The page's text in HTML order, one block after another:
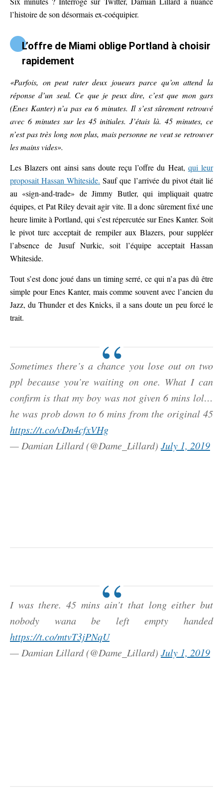
l’histoire de son désormais ex-coéquipier.
L’offre de Miami oblige Portland à choisir
rapidement
«Parfois, on peut rater deux joueurs parce qu’on attend la
réponse d’un seul. Ce que je peux dire, c’est que mon gars
(Enes Kanter) n’a pas eu 6 minutes. Il s’est sûrement retrouvé
avec 6 minutes sur les 45 initiales. J’étais là. 45 minutes, ce
n’est pas très long non plus, mais personne ne veut se retrouver
les mains vides».
Les Blazers ont ainsi sans doute reçu l’offre du Heat, qui leur
proposait Hassan Whiteside. Sauf que l’arrivée du pivot était lié
au «sign-and-trade» de Jimmy Butler, qui impliquait quatre
équipes, et Pat Riley devait agir vite. Il a donc sûrement fixé une
heure limite à Portland, qui s’est répercutée sur Enes Kanter. Soit
le pivot turc acceptait de rempiler aux Blazers, pour suppléer
l’absence de Jusuf Nurkic, soit l’équipe acceptait Hassan
Whiteside.
Tout s’est donc joué dans un timing serré, ce qui n’a pas dû être
simple pour Enes Kanter, mais comme souvent avec l’ancien du
Jazz, du Thunder et des Knicks, il a sans doute un peu forcé le
trait.
Sometimes there’s a chance you lose out on two
ppl because you’re waiting on one. What I can
confirm is that my boy was not given 6 mins lol…
he was prob down to 6 mins from the original 45
https://t.co/vDn4cfxVHg
— Damian Lillard (@Dame_Lillard) July 1, 2019
I was there. 45 mins ain’t that long either but
nobody wana be left empty handed
https://t.co/mtvT3jPNqU
— Damian Lillard (@Dame_Lillard) July 1, 2019